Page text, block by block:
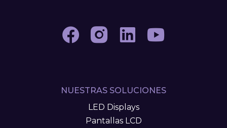
NUESTRAS SOLUCIONES
LED Displays
Pantallas LCD